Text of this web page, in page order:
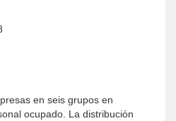
en seis grupos en
ocupado. La distribución